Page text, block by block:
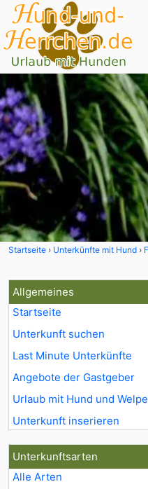
Startseite Unterkünfte mit Hund
Allgemeines
Startseite
Unterkunft suchen
Last Minute Unterkünfte
Angebote der Gastgeber
Urlaub mit Hund und Welpe
Unterkunft inserieren
Unterkunftsarten
Alle Arten